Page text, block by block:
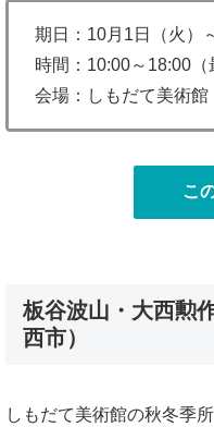
期日：10月1日（火）
時間：10:00～18:00（
会場：しもだて美術館
こ
板谷波山・大西勲
西市）
しもだて美術館の秋冬季